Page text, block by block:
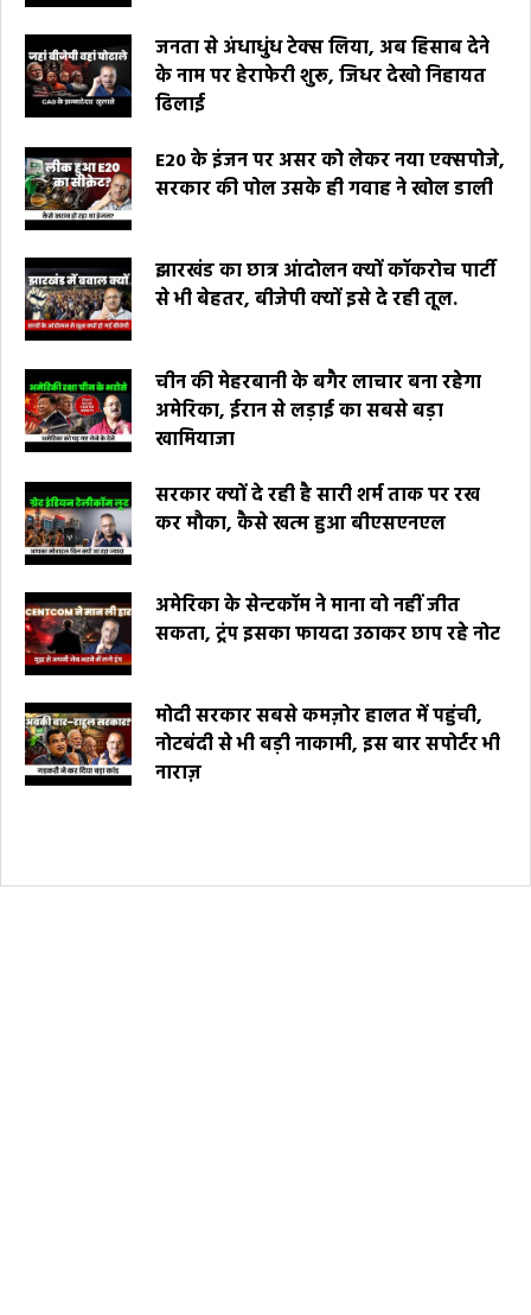
जनता से अंधाधुंध टेक्स लिया, अब हिसाब देने
के नाम पर हेराफेरी शुरू, जिधर देखो निहायत
ढिलाई
E20 के इंजन पर असर को लेकर नया एक्सपोजे,
सरकार की पोल उसके ही गवाह ने खोल डाली
झारखंड का छात्र आंदोलन क्यों कॉकरोच पार्टी
से भी बेहतर, बीजेपी क्यों इसे दे रही तूल.
चीन की मेहरबानी के बगैर लाचार बना रहेगा
अमेरिका, ईरान से लड़ाई का सबसे बड़ा
खामियाजा
सरकार क्यों दे रही है सारी शर्म ताक पर रख
कर मौका, कैसे खत्म हुआ बीएसएनएल
अमेरिका के सेन्टकॉम ने माना वो नहीं जीत
सकता, ट्रंप इसका फायदा उठाकर छाप रहे नोट
मोदी सरकार सबसे कमज़ोर हालत में पहुंची,
नोटबंदी से भी बड़ी नाकामी, इस बार सपोर्टर भी
नाराज़